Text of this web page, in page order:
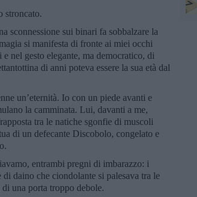
stroncato.
sconnessione sui binari fa sobbalzare la
si manifesta di fronte ai miei occhi
nel gesto elegante, ma democratico, di
di anni poteva essere la sua età dal
un’eternità. Io con un piede avanti e
la camminata. Lui, davanti a me,
tra le natiche sgonfie di muscoli
di un defecante Discobolo, congelato e
entrambi pregni di imbarazzo: i
daino che ciondolante si palesava tra le
una porta troppo debole.